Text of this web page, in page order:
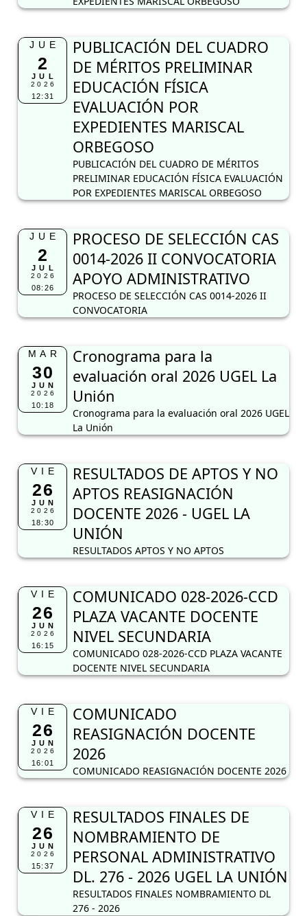
JUE
2
JUL
2026
12:31
PUBLICACIÓN DEL CUADRO
DE MÉRITOS PRELIMINAR
EDUCACIÓN FÍSICA
EVALUACIÓN POR
EXPEDIENTES MARISCAL
ORBEGOSO
PUBLICACIÓN DEL CUADRO DE MÉRITOS
PRELIMINAR EDUCACIÓN FÍSICA EVALUACIÓN
POR EXPEDIENTES MARISCAL ORBEGOSO
JUE
2
JUL
2026
08:26
PROCESO DE SELECCIÓN CAS
0014-2026 II CONVOCATORIA
APOYO ADMINISTRATIVO
PROCESO DE SELECCIÓN CAS 0014-2026 II
CONVOCATORIA
MAR
30
JUN
2026
10:18
Cronograma para la
evaluación oral 2026 UGEL La
Unión
Cronograma para la evaluación oral 2026 UGEL
La Unión
VIE
26
JUN
2026
18:30
RESULTADOS DE APTOS Y NO
APTOS REASIGNACIÓN
DOCENTE 2026 - UGEL LA
UNIÓN
RESULTADOS APTOS Y NO APTOS
VIE
26
JUN
2026
16:15
COMUNICADO 028-2026-CCD
PLAZA VACANTE DOCENTE
NIVEL SECUNDARIA
COMUNICADO 028-2026-CCD PLAZA VACANTE
DOCENTE NIVEL SECUNDARIA
VIE
26
JUN
2026
16:01
COMUNICADO
REASIGNACIÓN DOCENTE
2026
COMUNICADO REASIGNACIÓN DOCENTE 2026
VIE
26
JUN
2026
15:37
RESULTADOS FINALES DE
NOMBRAMIENTO DE
PERSONAL ADMINISTRATIVO
DL. 276 - 2026 UGEL LA UNIÓN
RESULTADOS FINALES NOMBRAMIENTO DL
276 - 2026